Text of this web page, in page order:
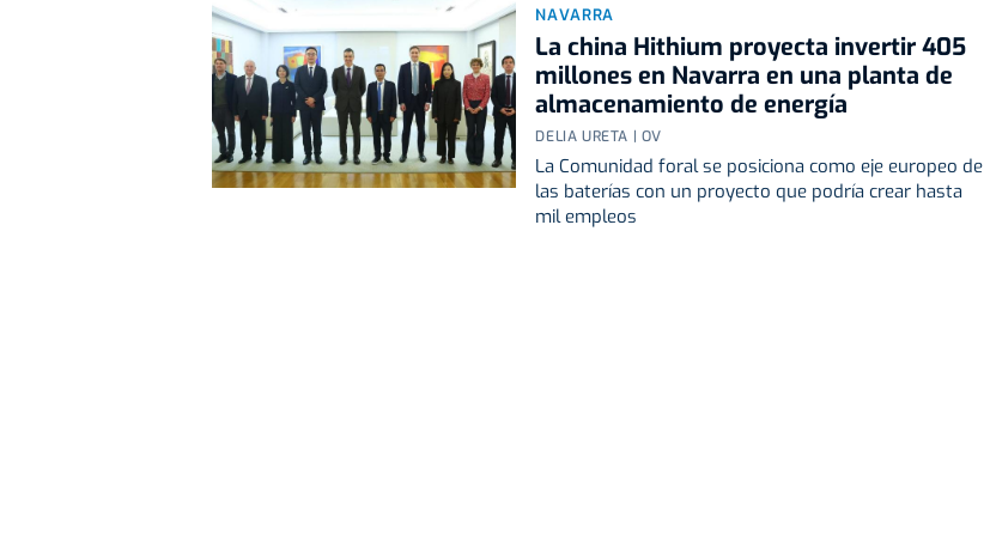
NAVARRA
La china Hithium proyecta invertir 405
millones en Navarra en una planta de
almacenamiento de energía
DELIA URETA | OV
La Comunidad foral se posiciona como eje europeo de
las baterías con un proyecto que podría crear hasta
mil empleos